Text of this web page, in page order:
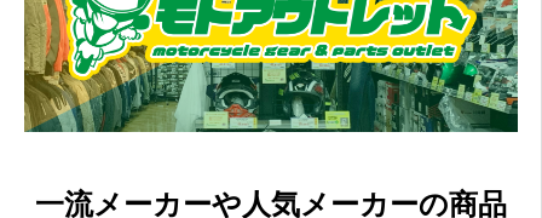
一流メーカーや人気メーカーの商品